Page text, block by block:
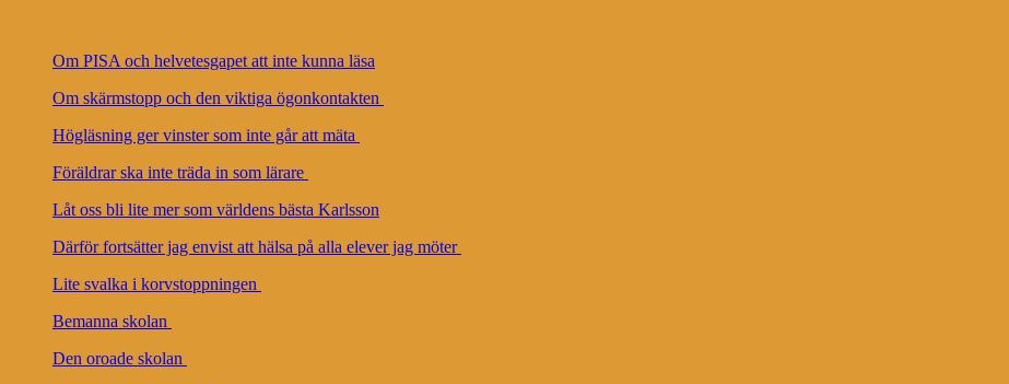
Om PISA och helvetesgapet att inte kunna läsa
Om skärmstopp och den viktiga ögonkontakten
Högläsning ger vinster som inte går att mäta
Föräldrar ska inte träda in som lärare
Låt oss bli lite mer som världens bästa Karlsson
Därför fortsätter jag envist att hälsa på alla elever jag möter
Lite svalka i korvstoppningen
Bemanna skolan
Den oroade skolan